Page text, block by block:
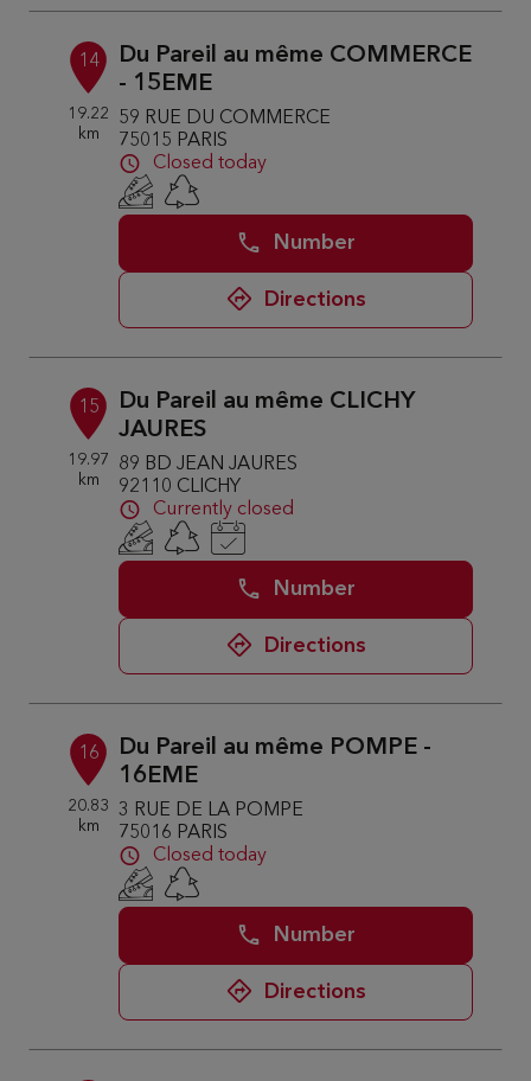
14
19.22
km
Du Pareil au même COMMERCE
- 15EME
59 RUE DU COMMERCE
75015 PARIS
Closed today
Number
Directions
15
19.97
km
Du Pareil au même CLICHY
JAURES
89 BD JEAN JAURES
92110 CLICHY
Currently closed
Number
Directions
16
20.83
km
Du Pareil au même POMPE -
16EME
3 RUE DE LA POMPE
75016 PARIS
Closed today
Number
Directions